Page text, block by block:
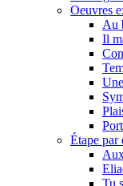
Oeuvres
Au
Il
Étape par
Tu